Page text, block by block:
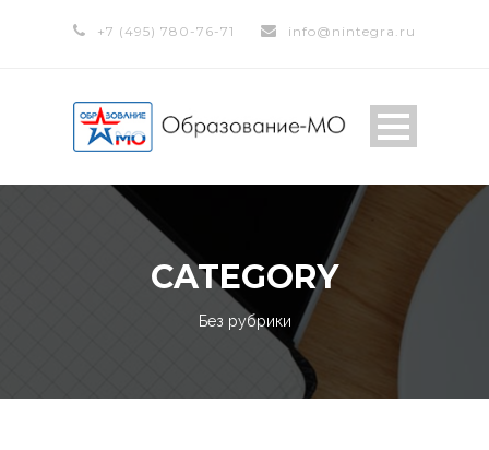
+7 (495) 780-76-71 info@nintegra.ru
CATEGORY
Без рубрики